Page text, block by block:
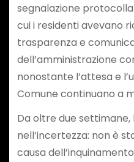
segnalazione
cui i residenti avevano
trasparenza e
dell’amministrazione
nonostante l’attesa e
Comune continuano a
Da oltre due settimane,
nell’incertezza: non è
causa